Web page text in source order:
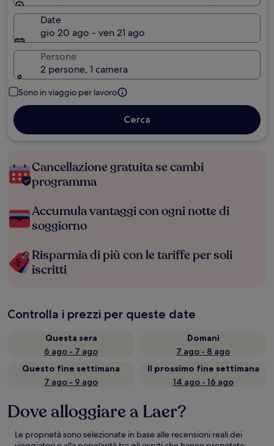
Date
gio 20 ago - ven 21 ago
Persone
2 persone, 1 camera
Sono in viaggio per lavoro
Cerca
Cancellazione gratuita se cambi
programma
Accumula vantaggi con ogni notte di
soggiorno
Risparmia di più con le tariffe per soli
iscritti
Controlla i prezzi per queste date
Questa sera
6 ago - 7 ago
Domani
7 ago - 8 ago
Questo fine settimana
7 ago - 9 ago
Il prossimo fine settimana
14 ago - 16 ago
Dove alloggiare a Laer?
Le proprietà sono selezionate in base alle recensioni reali dei